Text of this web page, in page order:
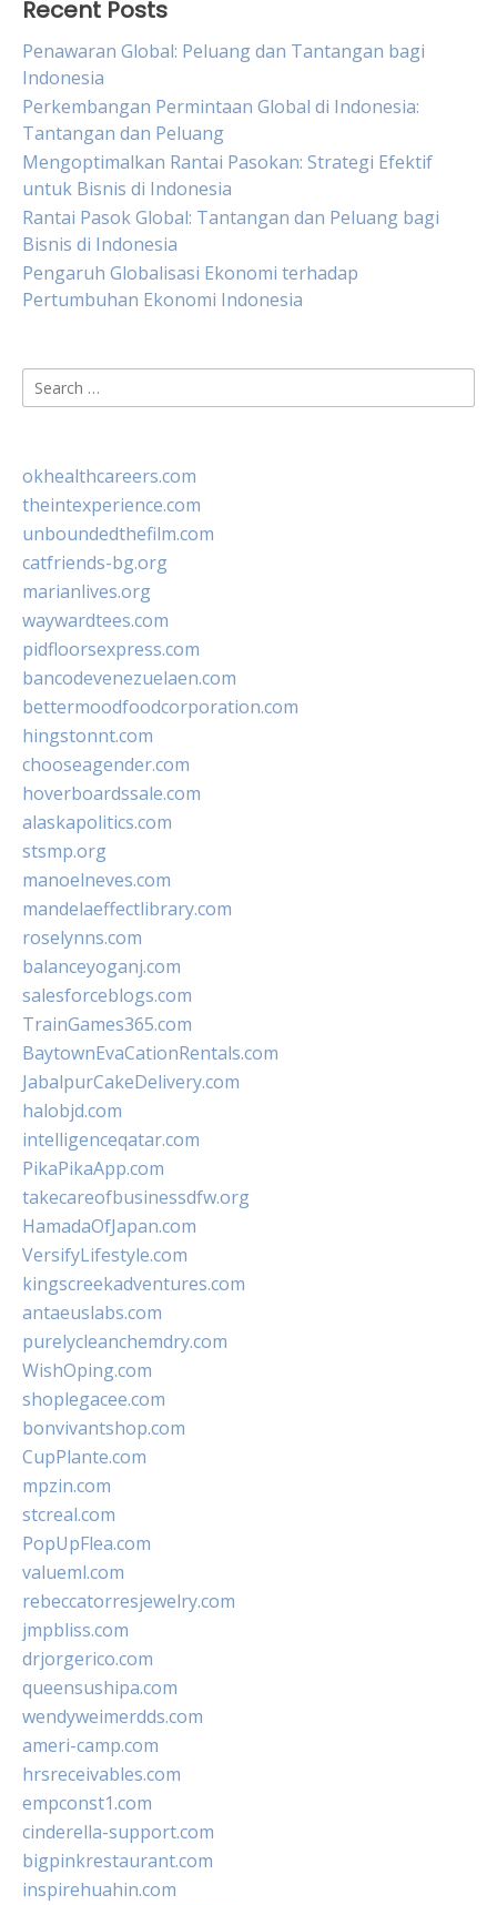
Recent Posts
Penawaran Global: Peluang dan Tantangan bagi
Indonesia
Perkembangan Permintaan Global di Indonesia:
Tantangan dan Peluang
Mengoptimalkan Rantai Pasokan: Strategi Efektif
untuk Bisnis di Indonesia
Rantai Pasok Global: Tantangan dan Peluang bagi
Bisnis di Indonesia
Pengaruh Globalisasi Ekonomi terhadap
Pertumbuhan Ekonomi Indonesia
Search
for:
okhealthcareers.com
theintexperience.com
unboundedthefilm.com
catfriends-bg.org
marianlives.org
waywardtees.com
pidfloorsexpress.com
bancodevenezuelaen.com
bettermoodfoodcorporation.com
hingstonnt.com
chooseagender.com
hoverboardssale.com
alaskapolitics.com
stsmp.org
manoelneves.com
mandelaeffectlibrary.com
roselynns.com
balanceyoganj.com
salesforceblogs.com
TrainGames365.com
BaytownEvaCationRentals.com
JabalpurCakeDelivery.com
halobjd.com
intelligenceqatar.com
PikaPikaApp.com
takecareofbusinessdfw.org
HamadaOfJapan.com
VersifyLifestyle.com
kingscreekadventures.com
antaeuslabs.com
purelycleanchemdry.com
WishOping.com
shoplegacee.com
bonvivantshop.com
CupPlante.com
mpzin.com
stcreal.com
PopUpFlea.com
valueml.com
rebeccatorresjewelry.com
jmpbliss.com
drjorgerico.com
queensushipa.com
wendyweimerdds.com
ameri-camp.com
hrsreceivables.com
empconst1.com
cinderella-support.com
bigpinkrestaurant.com
inspirehuahin.com